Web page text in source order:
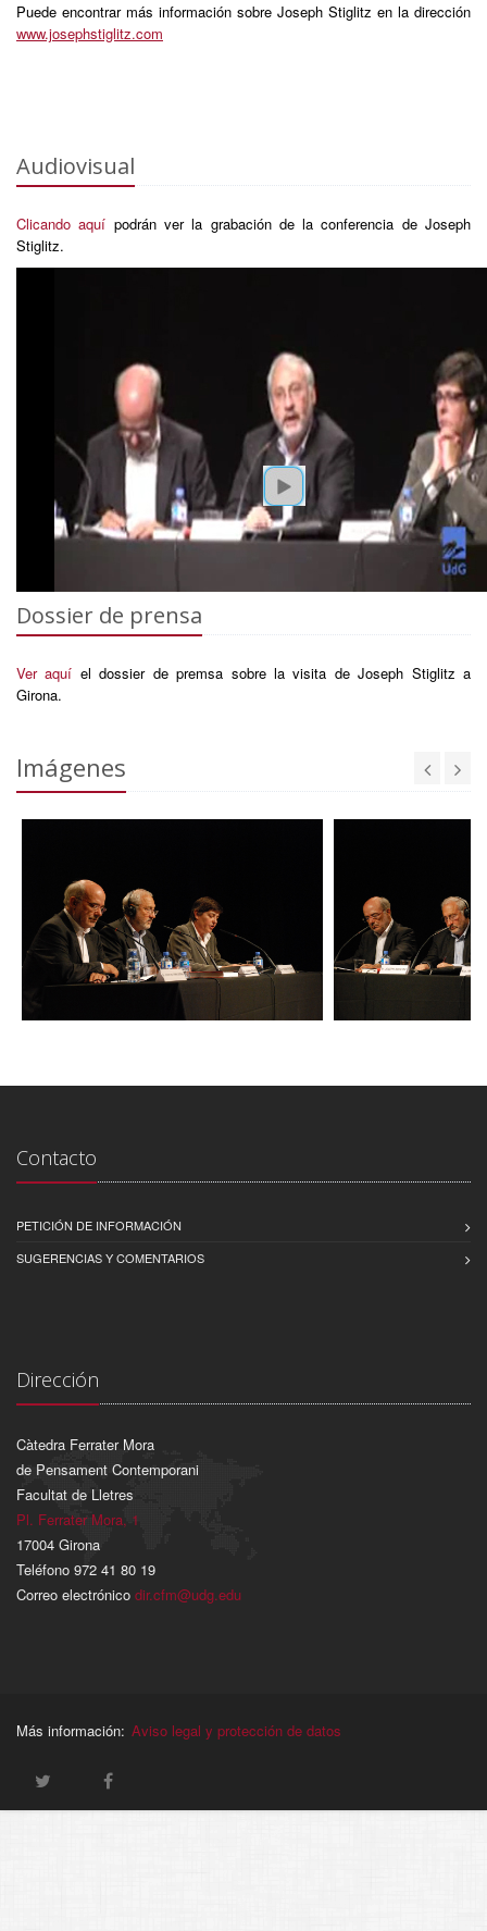
Puede encontrar más información sobre Joseph Stiglitz en la dirección
www.josephstiglitz.com
Audiovisual
Clicando aquí podrán ver la grabación de la conferencia de Joseph
Stiglitz.
Dossier de prensa
Ver aquí el dossier de premsa sobre la visita de Joseph Stiglitz a
Girona.
Imágenes
Contacto
PETICIÓN DE INFORMACIÓN
SUGERENCIAS Y COMENTARIOS
Dirección
Càtedra Ferrater Mora
de Pensament Contemporani
Facultat de Lletres
Pl. Ferrater Mora, 1
17004 Girona
Teléfono 972 41 80 19
Correo electrónico dir.cfm@udg.edu
Más información: Aviso legal y protección de datos